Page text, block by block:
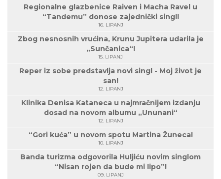
Regionalne glazbenice Raiven i Macha Ravel u
“Tandemu” donose zajednički singl!
16. LIPANJ
Zbog nesnosnih vrućina, Krunu Jupitera udarila je
„Sunčanica“!
15. LIPANJ
Reper iz sobe predstavlja novi singl - Moj život je
san!
12. LIPANJ
Klinika Denisa Kataneca u najmračnijem izdanju
dosad na novom albumu „Ununani“
12. LIPANJ
“Gori kuća” u novom spotu Martina Žuneca!
10. LIPANJ
Banda turizma odgovorila Huljiću novim singlom
“Nisan rojen da bude mi lipo”!
09. LIPANJ